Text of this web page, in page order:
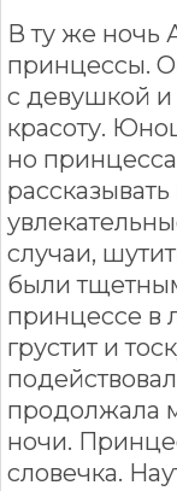
В ту же ночь
принцессы.
с девушкой и
красоту.
но
случаи,
были
принцессе в
грустит и
продолжала
ночи.
словечка.